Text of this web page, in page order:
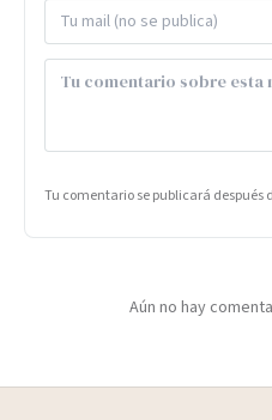
Tu comentario se publicará después
Aún no hay